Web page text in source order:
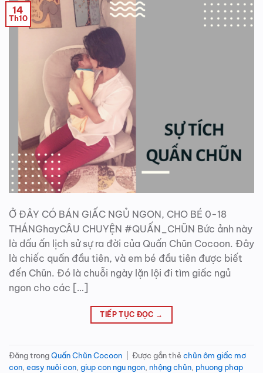
14
Th10
Ở ĐÂY CÓ BÁN GIẤC NGỦ NGON, CHO BÉ 0-18
THÁNGhayCÂU CHUYỆN #QUẤN_CHŨN Bức ảnh này
là dấu ấn lịch sử sự ra đời của Quấn Chũn Cocoon. Đây
là chiếc quấn đầu tiên, và em bé đầu tiên được biết
đến Chũn. Đó là chuỗi ngày lặn lội đi tìm giấc ngủ
ngon cho các […]
TIẾP TỤC ĐỌC →
Đăng trongQuấn Chũn Cocoon Được gắn thẻ chũn ôm giấc mơ
con easy nuôi con giup con ngu ngon nhộng chũn phuong phap